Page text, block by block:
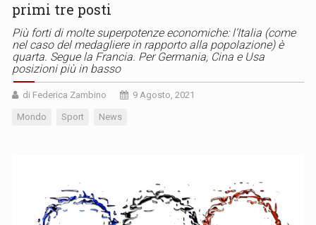
primi tre posti
Più forti di molte superpotenze economiche: l’Italia (come
nel caso del medagliere in rapporto alla popolazione) è
quarta. Segue la Francia. Per Germania, Cina e Usa
posizioni più in basso
di Federica Zambino 9 Agosto, 2021
Mondo Sport News